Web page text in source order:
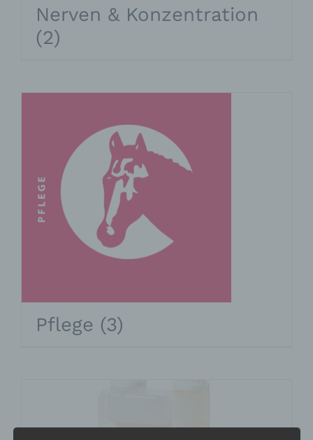
Nerven & Konzentration
(2)
Pflege (3)